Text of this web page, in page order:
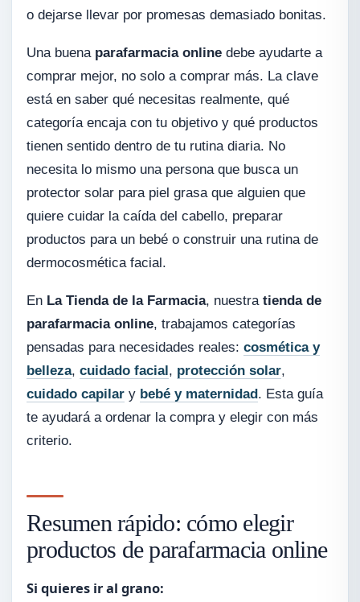
o dejarse llevar por promesas demasiado bonitas.
Una buena parafarmacia online debe ayudarte a
comprar mejor, no solo a comprar más. La clave
está en saber qué necesitas realmente, qué
categoría encaja con tu objetivo y qué productos
tienen sentido dentro de tu rutina diaria. No
necesita lo mismo una persona que busca un
protector solar para piel grasa que alguien que
quiere cuidar la caída del cabello, preparar
productos para un bebé o construir una rutina de
dermocosmética facial.
En La Tienda de la Farmacia, nuestra tienda de
parafarmacia online, trabajamos categorías
pensadas para necesidades reales: cosmética y
belleza, cuidado facial, protección solar,
cuidado capilar y bebé y maternidad. Esta guía
te ayudará a ordenar la compra y elegir con más
criterio.
Resumen rápido: cómo elegir
productos de parafarmacia online
Si quieres ir al grano: